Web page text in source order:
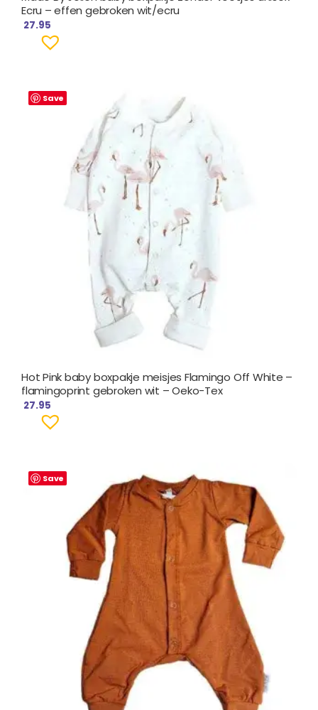
Ecru – effen gebroken wit/ecru
27.95
Save
Hot Pink baby boxpakje meisjes Flamingo Off White –
flamingoprint gebroken wit – Oeko-Tex
27.95
Save